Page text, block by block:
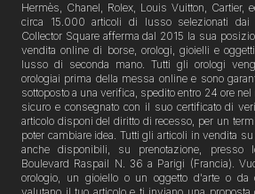
Hermès, Chanel, Rolex, Louis Vuitton, Cartier,
circa 15.000 articoli di lusso selezionati
Collector Square afferma dal 2015 la sua
vendita online di borse, orologi, gioielli e
lusso di seconda mano. Tutti gli orologi
orologiai prima della messa online e sono
sottoposto a una verifica, spedito entro 24 ore
sicuro e consegnato con il suo certificato di
articolo disponi del diritto di recesso, per un
poter cambiare idea. Tutti gli articoli in vendita
anche disponibili, su prenotazione, presso
Boulevard Raspail N. 36 a Parigi (Francia).
orologio, un gioiello o un oggetto d'arte o da